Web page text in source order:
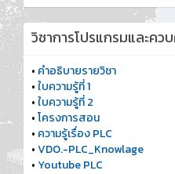
วิชาการโปรแกรมและคว
• คำอธิบายรายวิชา
•ใบความรู้ที่ 1
•ใบความรู้ที่ 2
•โครงการสอน
• ความรู้เรื่อง PLC
•VDO.-PLC_Knowlage
• Youtube PLC